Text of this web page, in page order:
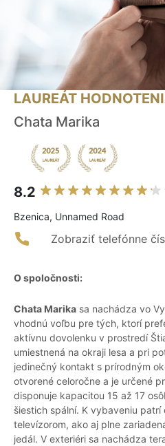
LAUREÁT
Chata Marika
8.2
Bzenica, Unnamed Road
Zobraziť telefónne
O spoločnosti:
Chata Marika sa nachádza vo
vhodnú voľbu pre tých, ktorí
aktívnu dovolenku v prostredí
umiestnená na okraji lesa a pri
jedinečný kontakt s prírodným
otvorené celoročne a je určené
disponuje kapacitou 15 až 17
šiestich spální. K vybaveniu
televízorom, ako aj plne
jedál. V exteriéri sa nachádza